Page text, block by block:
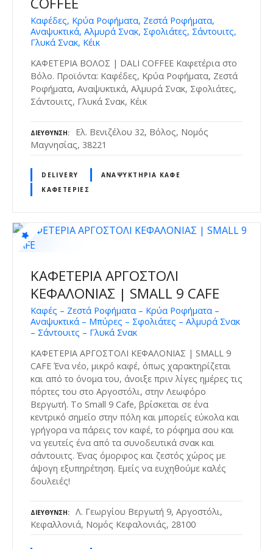
Καφέδες, Κρύα Ροφήματα, Ζεστά Ροφήματα,
Αναψυκτικά, Αλμυρά Σνακ, Σφολιάτες, Σάντουιτς,
Γλυκά Σνακ, Κέικ
ΚΑΦΕΤΕΡΙΑ ΒΟΛΟΣ | DALI COFFEE Καφετέρια στο
Βόλο. Προϊόντα: Καφέδες, Κρύα Ροφήματα, Ζεστά
Ροφήματα, Αναψυκτικά, Aλμυρά Σνακ, Σφολιάτες,
Σάντουιτς, Γλυκά Σνακ, Κέικ
ΔΙΕΎΘΥΝΣΗ
Ελ. Βενιζέλου 32, Βόλος, Νομός
Μαγνησίας, 38221
DELIVERY
ΑΝΑΨΥΚΤΉΡΙΑ ΚΑΦΈ
ΚΑΦΕΤΈΡΙΕΣ
ΚΑΦΕΤΕΡΙΑ ΑΡΓΟΣΤΟΛΙ
ΚΕΦΑΛΟΝΙΑΣ | SMALL 9 CAFE
Καφές – Ζεστά Ροφήματα – Κρύα Ροφήματα –
Αναψυκτικά – Μπύρες – Σφολιάτες – Αλμυρά Σνακ
– Σάντουιτς – Γλυκά Σνακ
ΚΑΦΕΤΕΡΙΑ ΑΡΓΟΣΤΟΛΙ ΚΕΦΑΛΟΝΙΑΣ | SMALL 9
CAFE Ένα νέο, μικρό καφέ, όπως χαρακτηρίζεται
και από το όνομα του, άνοιξε πριν λίγες ημέρες τις
πόρτες του στο Αργοστόλι, στην Λεωφόρο
Βεργωτή. Το Small 9 Cafe, βρίσκεται σε ένα
κεντρικό σημείο στην πόλη και μπορείς εύκολα και
γρήγορα να πάρεις τον καφέ, το ρόφημα σου και
να γευτείς ένα από τα συνοδευτικά σνακ και
σάντουιτς. Ένας όμορφος και ζεστός χώρος με
άψογη εξυπηρέτηση. Εμείς να ευχηθούμε καλές
δουλειές!
ΔΙΕΎΘΥΝΣΗ
Λ. Γεωργίου Βεργωτή 9, Αργοστόλι,
Κεφαλλονιά, Νομός Κεφαλονιάς, 28100